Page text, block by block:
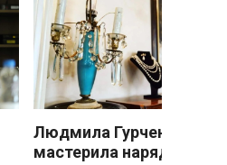
Людмила Гурченко
мастерила наряды из